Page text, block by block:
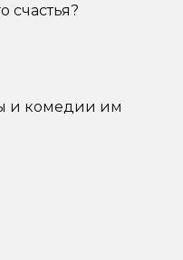
счастья?
и комедии им